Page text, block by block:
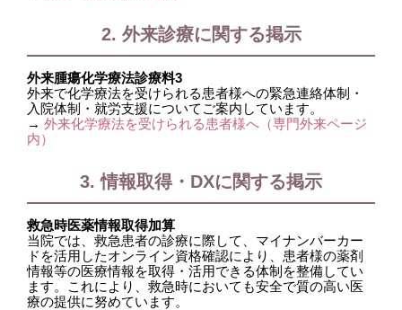
2. 外来診療に関する掲示
外来腫瘍化学療法診療料3
外来で化学療法を受けられる患者様への緊急連絡体制・
入院体制・就労支援についてご案内しています。
→ 外来化学療法を受けられる患者様へ（専門外来ページ
内）
3. 情報取得・DXに関する掲示
救急時医薬情報取得加算
当院では、救急患者の診療に際して、マイナンバーカー
ドを活用したオンライン資格確認により、患者様の薬剤
情報等の医療情報を取得・活用できる体制を整備してい
ます。これにより、救急時においても安全で質の高い医
療の提供に努めています。